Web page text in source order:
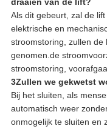
Als dit gebeurt, zal de
elektrische en
stroomstoring, zullen de
genomen.de
stroomstoring,
3Zullen we gekwetst
Bij het sluiten, als
automatisch weer
onmogelijk te sluiten en